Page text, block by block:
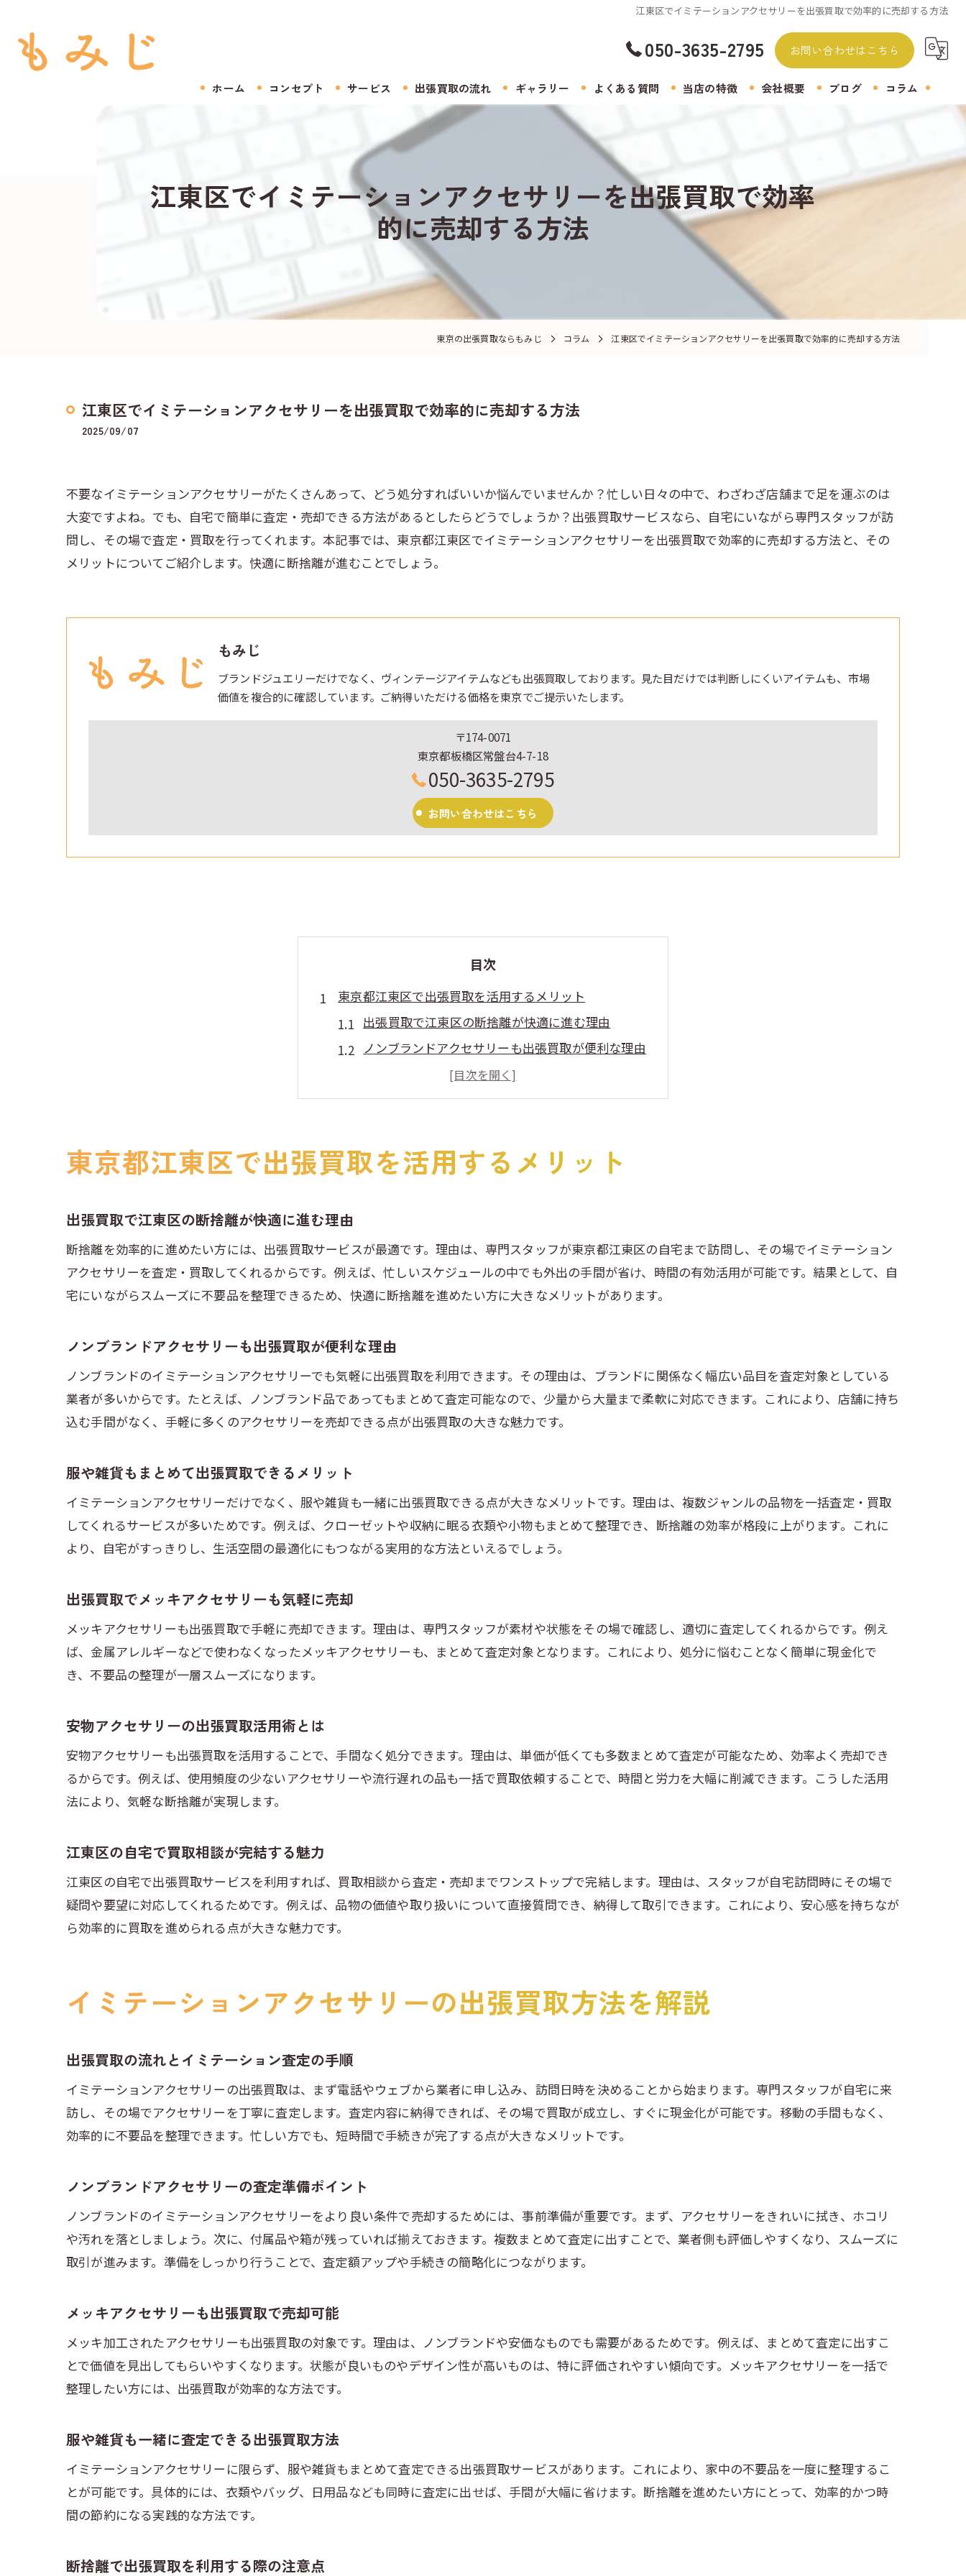
江東区でイミテーションアクセサリーを出張買取で効率的に売却する方法
050-3635-2795 お問い合わせはこちら
ホーム コンセプト サービス 出張買取の流れ ギャラリー よくある質問 当店の特徴
生前整理
遺品整理
アクセサリー
会社概要 ブログ コラム
江東区でイミテーションアクセサリーを出張買取で効率
的に売却する方法
東京の出張買取ならもみじ コラム 江東区でイミテーションアクセサリーを出張買取で効率的に売却する方法
江東区でイミテーションアクセサリーを出張買取で効率的に売却する方法
2025/09/07
不要なイミテーションアクセサリーがたくさんあって、どう処分すればいいか悩んでいませんか？忙しい日々の中で、わざわざ店舗まで足を運ぶのは
大変ですよね。でも、自宅で簡単に査定・売却できる方法があるとしたらどうでしょうか？出張買取サービスなら、自宅にいながら専門スタッフが訪
問し、その場で査定・買取を行ってくれます。本記事では、東京都江東区でイミテーションアクセサリーを出張買取で効率的に売却する方法と、その
メリットについてご紹介します。快適に断捨離が進むことでしょう。
もみじ
ブランドジュエリーだけでなく、ヴィンテージアイテムなども出張買取しております。見た目だけでは判断しにくいアイテムも、市場
価値を複合的に確認しています。ご納得いただける価格を東京でご提示いたします。
〒174-0071
東京都板橋区常盤台4-7-18
050-3635-2795
お問い合わせはこちら
目次
東京都江東区で出張買取を活用するメリット
出張買取で江東区の断捨離が快適に進む理由
ノンブランドアクセサリーも出張買取が便利な理由
服や雑貨もまとめて出張買取できるメリット
出張買取でメッキアクセサリーも気軽に売却
江東区の自宅で買取相談が完結する魅力
イミテーションアクセサリーの出張買取方法を解説
メッキアクセサリーも出張買取で売却可能
服や雑貨も一緒に査定できる出張買取方法
断捨離で出張買取を利用する際の注意点
江東区でイミテーションを効率的に売却するには
出張買取で不要なアクセサリーを効率処分
ノンブランドのアクセサリーも高評価ポイント
江東区でスピーディーに売却を完了するコツ
出張買取を利用してイミテーションを簡単に売る方法
服や雑貨も一緒に売れる出張買取の魅力
出張買取でイミテーションの価値を高める準備
ノンブランドアクセサリーでも高価買取のポイント
江東区で高価買取につなげるコツとは
出張買取でイミテーションアクセサリーを現金化する
服や雑貨もまとめて現金化できる出張買取
東京都江東区でおすすめの出張買取サービス
江東区で信頼できる出張買取サービスの選び方
ノンブランドやメッキアクセ対応の業者特徴
断捨離に強い出張買取業者のポイント
出張買取の口コミと利用者体験を参考に選ぶ
江東区で利用しやすい買取サービス比較
忙しい方必見！自宅で出張買取を利用する方法
服や雑貨も一緒に売却できる利便性
断捨離や引越し時に役立つ出張買取活用法
東京都江東区で出張買取を活用するメリット
出張買取で江東区の断捨離が快適に進む理由
断捨離を効率的に進めたい方には、出張買取サービスが最適です。理由は、専門スタッフが東京都江東区の自宅まで訪問し、その場でイミテーション
アクセサリーを査定・買取してくれるからです。例えば、忙しいスケジュールの中でも外出の手間が省け、時間の有効活用が可能です。結果として、自
宅にいながらスムーズに不要品を整理できるため、快適に断捨離を進めたい方に大きなメリットがあります。
ノンブランドアクセサリーも出張買取が便利な理由
ノンブランドのイミテーションアクセサリーでも気軽に出張買取を利用できます。その理由は、ブランドに関係なく幅広い品目を査定対象としている
業者が多いからです。たとえば、ノンブランド品であってもまとめて査定可能なので、少量から大量まで柔軟に対応できます。これにより、店舗に持ち
込む手間がなく、手軽に多くのアクセサリーを売却できる点が出張買取の大きな魅力です。
服や雑貨もまとめて出張買取できるメリット
イミテーションアクセサリーだけでなく、服や雑貨も一緒に出張買取できる点が大きなメリットです。理由は、複数ジャンルの品物を一括査定・買取
してくれるサービスが多いためです。例えば、クローゼットや収納に眠る衣類や小物もまとめて整理でき、断捨離の効率が格段に上がります。これに
より、自宅がすっきりし、生活空間の最適化にもつながる実用的な方法といえるでしょう。
出張買取でメッキアクセサリーも気軽に売却
メッキアクセサリーも出張買取で手軽に売却できます。理由は、専門スタッフが素材や状態をその場で確認し、適切に査定してくれるからです。例え
ば、金属アレルギーなどで使わなくなったメッキアクセサリーも、まとめて査定対象となります。これにより、処分に悩むことなく簡単に現金化で
き、不要品の整理が一層スムーズになります。
安物アクセサリーの出張買取活用術とは
安物アクセサリーも出張買取を活用することで、手間なく処分できます。理由は、単価が低くても多数まとめて査定が可能なため、効率よく売却でき
るからです。例えば、使用頻度の少ないアクセサリーや流行遅れの品も一括で買取依頼することで、時間と労力を大幅に削減できます。こうした活用
法により、気軽な断捨離が実現します。
江東区の自宅で買取相談が完結する魅力
江東区の自宅で出張買取サービスを利用すれば、買取相談から査定・売却までワンストップで完結します。理由は、スタッフが自宅訪問時にその場で
疑問や要望に対応してくれるためです。例えば、品物の価値や取り扱いについて直接質問でき、納得して取引できます。これにより、安心感を持ちなが
ら効率的に買取を進められる点が大きな魅力です。
イミテーションアクセサリーの出張買取方法を解説
出張買取の流れとイミテーション査定の手順
イミテーションアクセサリーの出張買取は、まず電話やウェブから業者に申し込み、訪問日時を決めることから始まります。専門スタッフが自宅に来
訪し、その場でアクセサリーを丁寧に査定します。査定内容に納得できれば、その場で買取が成立し、すぐに現金化が可能です。移動の手間もなく、
効率的に不要品を整理できます。忙しい方でも、短時間で手続きが完了する点が大きなメリットです。
ノンブランドアクセサリーの査定準備ポイント
ノンブランドのイミテーションアクセサリーをより良い条件で売却するためには、事前準備が重要です。まず、アクセサリーをきれいに拭き、ホコリ
や汚れを落としましょう。次に、付属品や箱が残っていれば揃えておきます。複数まとめて査定に出すことで、業者側も評価しやすくなり、スムーズに
取引が進みます。準備をしっかり行うことで、査定額アップや手続きの簡略化につながります。
メッキアクセサリーも出張買取で売却可能
メッキ加工されたアクセサリーも出張買取の対象です。理由は、ノンブランドや安価なものでも需要があるためです。例えば、まとめて査定に出すこ
とで価値を見出してもらいやすくなります。状態が良いものやデザイン性が高いものは、特に評価されやすい傾向です。メッキアクセサリーを一括で
整理したい方には、出張買取が効率的な方法です。
服や雑貨も一緒に査定できる出張買取方法
イミテーションアクセサリーに限らず、服や雑貨もまとめて査定できる出張買取サービスがあります。これにより、家中の不要品を一度に整理するこ
とが可能です。具体的には、衣類やバッグ、日用品なども同時に査定に出せば、手間が大幅に省けます。断捨離を進めたい方にとって、効率的かつ時
間の節約になる実践的な方法です。
断捨離で出張買取を利用する際の注意点